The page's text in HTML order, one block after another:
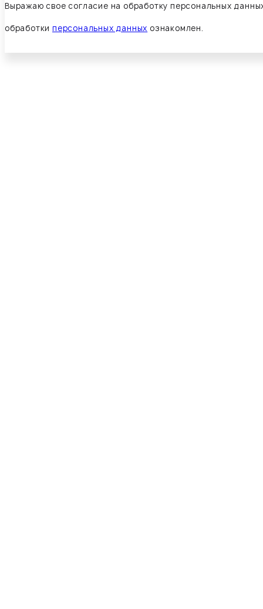
Выражаю свое согласие на обработку персональных
обработкиперсональных данных ознакомлен.